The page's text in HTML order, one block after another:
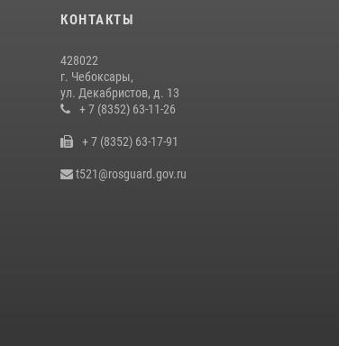
КОНТАКТЫ
428022
г. Чебоксары,
ул. Декабристов, д. 13
+ 7 (8352) 63-11-26
+ 7 (8352) 63-17-91
t521@rosguard.gov.ru